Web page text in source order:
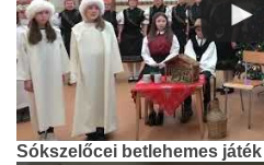
Sókszelőcei betlehemes játék